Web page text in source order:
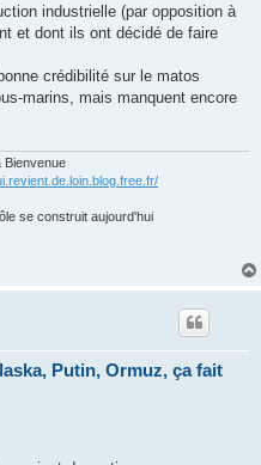
industrielle (par opposition à
et dont ils ont décidé de faire
crédibilité sur le matos
marins, mais manquent encore
Bienvenue
se construit aujourd'hui
Putin, Ormuz, ça fait